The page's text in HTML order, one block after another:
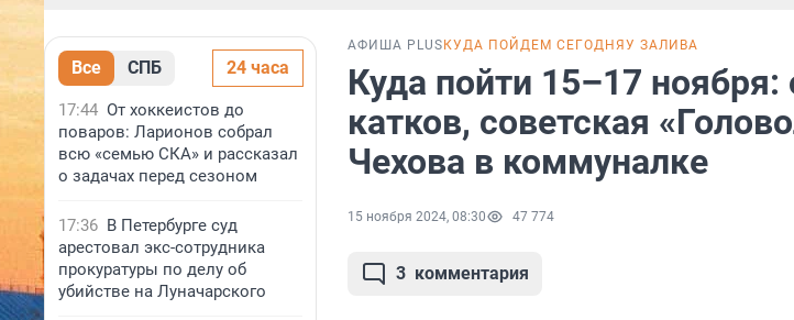
Все СПБ 24 часа
17:44 От хоккеистов до
поваров: Ларионов собрал
всю «семью СКА» и рассказал
о задачах перед сезоном
17:36 В Петербурге суд
арестовал экс-сотрудника
прокуратуры по делу об
убийстве на Луначарского
АФИША PLUS КУДА ПОЙДЕМ СЕГОДНЯ У ЗАЛИВА
Куда пойти 15–17
катков, советская
Чехова в коммуналке
15 ноября 2024, 08:30 47 774
3 комментария